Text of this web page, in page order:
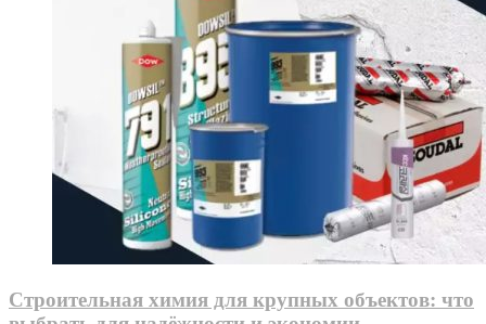
Строительная химия для крупных объектов: что